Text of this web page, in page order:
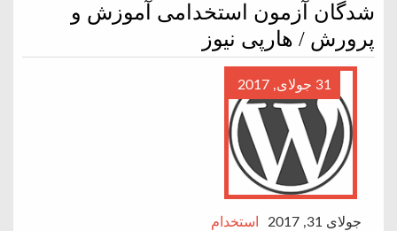
شدگان آزمون استخدامی آموزش و
پرورش / هارپی نیوز
31 جولای, 2017
جولای 31, 2017
استخدام